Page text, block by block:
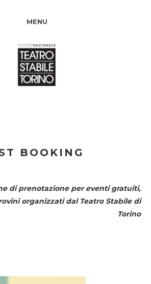
MENU
BOOKING
di prenotazione per eventi gratuiti,
organizzati dal Teatro Stabile di
Torino